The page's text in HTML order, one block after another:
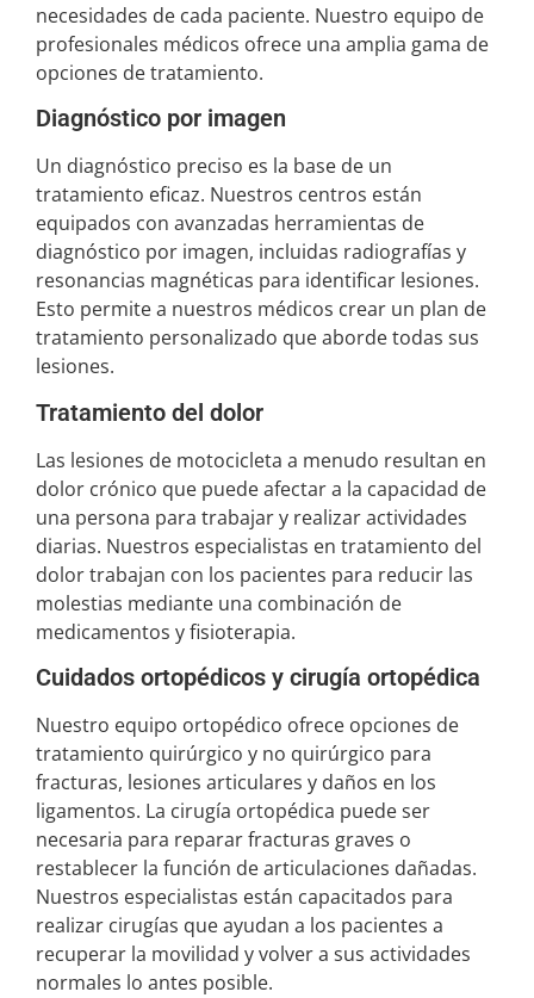
necesidades de cada paciente. Nuestro equipo de
profesionales médicos ofrece una amplia gama de
opciones de tratamiento.
Diagnóstico por imagen
Un diagnóstico preciso es la base de un
tratamiento eficaz. Nuestros centros están
equipados con avanzadas herramientas de
diagnóstico por imagen, incluidas radiografías y
resonancias magnéticas para identificar lesiones.
Esto permite a nuestros médicos crear un plan de
tratamiento personalizado que aborde todas sus
lesiones.
Tratamiento del dolor
Las lesiones de motocicleta a menudo resultan en
dolor crónico que puede afectar a la capacidad de
una persona para trabajar y realizar actividades
diarias. Nuestros especialistas en tratamiento del
dolor trabajan con los pacientes para reducir las
molestias mediante una combinación de
medicamentos y fisioterapia.
Cuidados ortopédicos y cirugía ortopédica
Nuestro equipo ortopédico ofrece opciones de
tratamiento quirúrgico y no quirúrgico para
fracturas, lesiones articulares y daños en los
ligamentos. La cirugía ortopédica puede ser
necesaria para reparar fracturas graves o
restablecer la función de articulaciones dañadas.
Nuestros especialistas están capacitados para
realizar cirugías que ayudan a los pacientes a
recuperar la movilidad y volver a sus actividades
normales lo antes posible.